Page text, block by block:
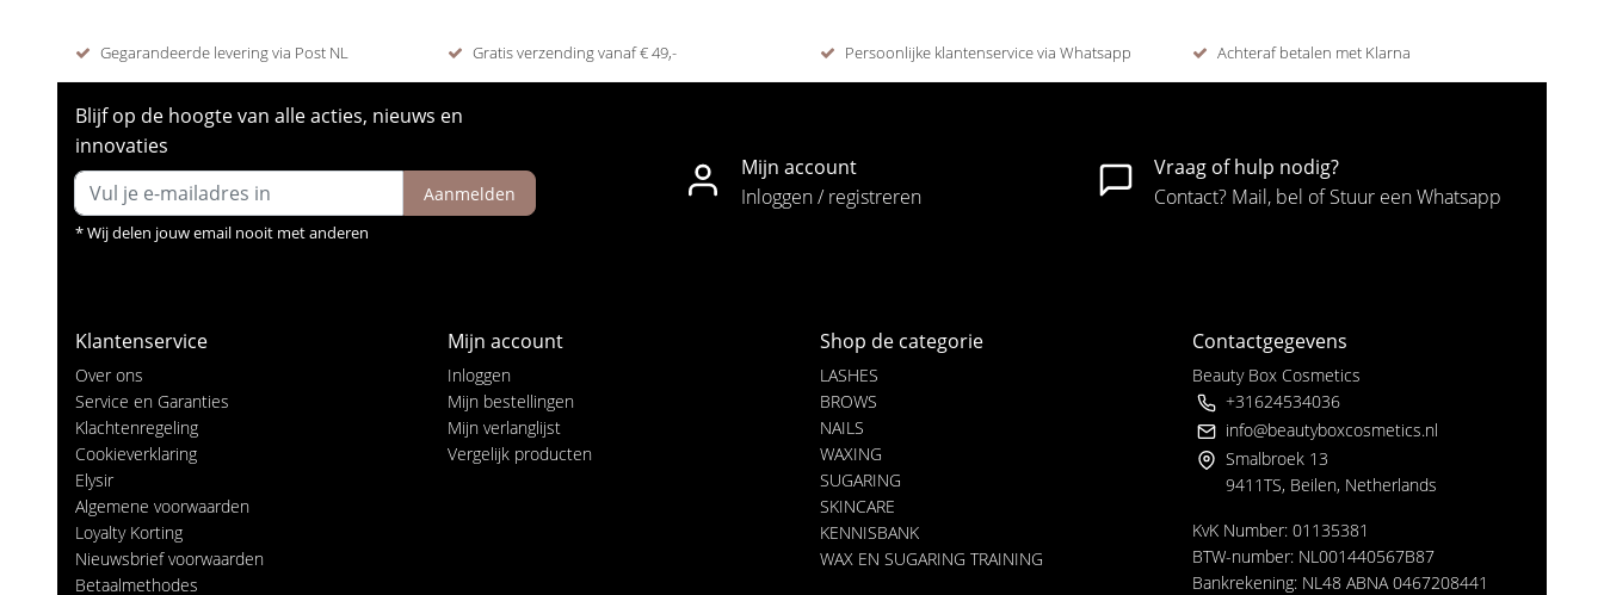
Gegarandeerde levering via Post NL Gratis verzending vanaf € 49,- Persoonlijke klantenservice via Whatsapp Achteraf betalen met Klarna
Blijf op de hoogte van alle acties, nieuws en
innovaties
Aanmelden
* Wij delen jouw email nooit met anderen
Mijn account
Inloggen / registreren
Vraag of hulp nodig?
Contact? Mail, bel of Stuur een Whatsapp
Klantenservice
Over ons
Service en Garanties
Klachtenregeling
Cookieverklaring
Elysir
Algemene voorwaarden
Loyalty Korting
Nieuwsbrief voorwaarden
Betaalmethodes
Mijn account
Inloggen
Mijn bestellingen
Mijn verlanglijst
Vergelijk producten
Shop de categorie
LASHES
BROWS
NAILS
WAXING
SUGARING
SKINCARE
KENNISBANK
WAX EN SUGARING TRAINING
Contactgegevens
Beauty Box Cosmetics
+31624534036
info@beautyboxcosmetics.nl
Smalbroek 13
9411TS, Beilen, Netherlands
KvK Number: 01135381
BTW-number: NL001440567B87
Bankrekening: NL48 ABNA 0467208441